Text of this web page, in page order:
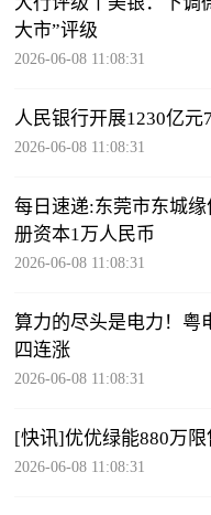
大市”评级
2026-06-08 11:08:31
人民银行开展1230亿元
2026-06-08 11:08:31
每日速递:东莞市东城
册资本1万人民币
2026-06-08 11:08:31
算力的尽头是电力！粤
四连涨
2026-06-08 11:08:31
[快讯]优优绿能880万
2026-06-08 11:08:31